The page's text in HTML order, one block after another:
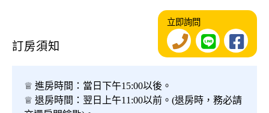
訂房須知
立即詢問
♕ 進房時間：當日下午15:00以後。
♕ 退房時間：翌日上午11:00以前。(退房時，務必請